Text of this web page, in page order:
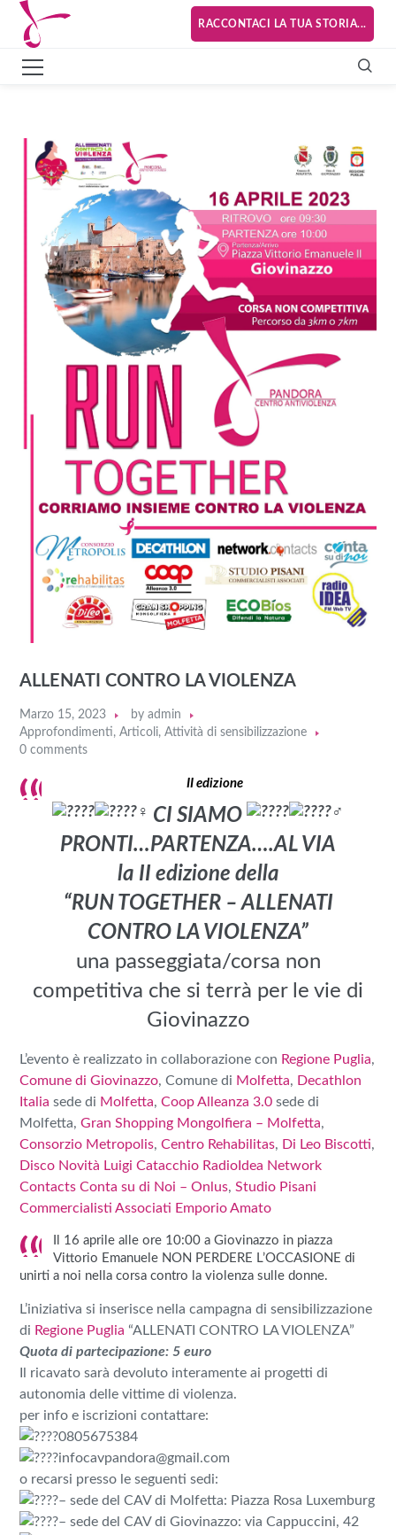
RACCONTACI LA TUA STORIA...
ALLENATI CONTRO LA VIOLENZA
Marzo 15, 2023 byadmin
Approfondimenti,Articoli,Attività di sensibilizzazione
0 comments
II edizione
CI SIAMO
PRONTI…PARTENZA….AL VIA
la II edizione della
“RUN TOGETHER – ALLENATI
CONTRO LA VIOLENZA”
una passeggiata/corsa non
competitiva che si terrà per le vie di
Giovinazzo
L’evento è realizzato in collaborazione con Regione Puglia,
Comune di Giovinazzo, Comune di Molfetta, Decathlon
Italia sede di Molfetta,Coop Alleanza 3.0 sede di
Molfetta,Gran Shopping Mongolfiera – Molfetta,
Consorzio Metropolis,Centro Rehabilitas, Di Leo Biscotti,
Disco Novità Luigi Catacchio RadioIdea Network
Contacts Conta su di Noi – Onlus,Studio Pisani
Commercialisti Associati Emporio Amato
Il 16 aprile alle ore 10:00 a Giovinazzo in piazza
Vittorio Emanuele NON PERDERE L’OCCASIONE di
unirti a noi nella corsa contro la violenza sulle donne.
L’iniziativa si inserisce nella campagna di sensibilizzazione
di Regione Puglia “ALLENATI CONTRO LA VIOLENZA”
Quota di partecipazione: 5 euro
Il ricavato sarà devoluto interamente ai progetti di
autonomia delle vittime di violenza.
per info e iscrizioni contattare:
0805675384
infocavpandora@gmail.com
o recarsi presso le seguenti sedi:
– sede del CAV di Molfetta: Piazza Rosa Luxemburg
– sede del CAV di Giovinazzo: via Cappuccini, 42